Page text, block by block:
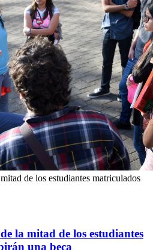
de los estudiantes matriculados
la mitad de los estudiantes
una beca